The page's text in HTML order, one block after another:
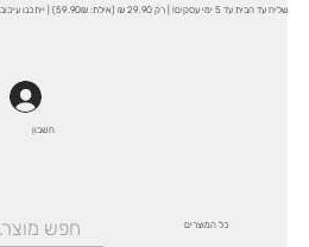
שליח עד הבית עד 5 ימי עסקים! | רק 29.90 ₪ (אילת: 59.90₪) | ייתכנו עיכובים בקו הצפון עקב המצב.
חשבון
כל המוצרים